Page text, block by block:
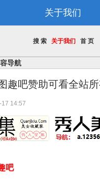
关于我们
搜 索 关于我们 首 页
导航
趣吧赞助可看全站
14:57
吧